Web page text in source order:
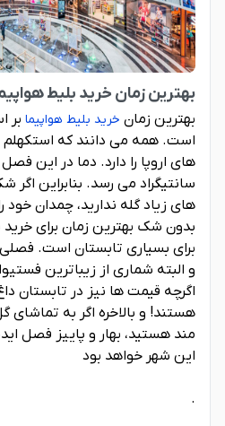
بهترین زمان خرید بلیط
بهترین زمان خرید بلیط هواپیما بر
است. همه می دانند که استکهلم
سانتیگراد می رسد. بنابراین اگر
های زیاد گله ندارید، چمدان خود
بدون شک بهترین زمان برای خرید
برای بسیاری تابستان است.
و البته شماری از زیباترین
اگرچه قیمت ها نیز در تابستان
هستند! و بالاخره اگر به تماشای
مند هستید، بهار و پاییز فصل
این شهر خواهد بود
.